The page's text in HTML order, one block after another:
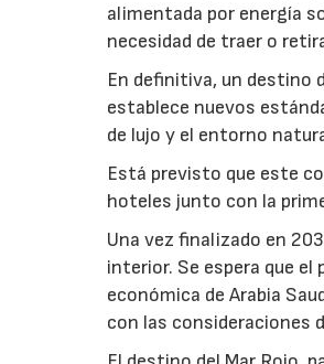
alimentada por energía
necesidad de traer o
En definitiva, un destino
establece nuevos
de lujo y el entorno
Está previsto que este
hoteles junto con la
Una vez finalizado en
interior. Se espera que
económica de Arabia
con las consideraciones